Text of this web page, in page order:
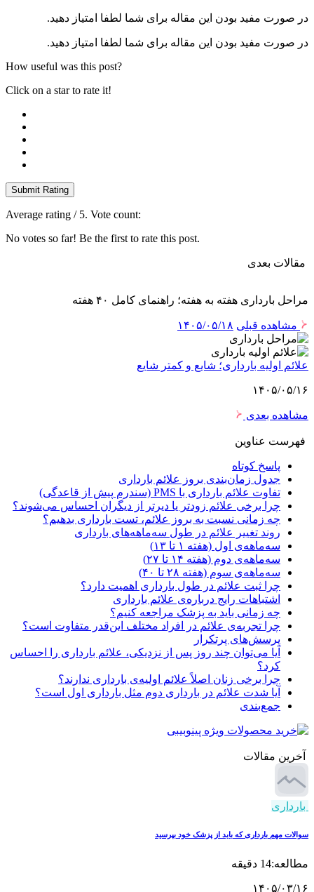
مفید بودن این مقاله برای شما لطفا امتیاز دهید.
مفید بودن این مقاله برای شما لطفا امتیاز دهید.
How useful was this post?
Click on a star to rate it!
Submit Rating
Average rating/ 5. Vote count:
No votes so far! Be the first to rate this post.
بعدی
بارداری هفته به هفته؛ راهنمای کامل ۴۰ هفته
قبلی ۱۴۰۵/۰۵/۱۸
اولیه بارداری؛ شایع و کمتر شایع
۰۵/۱۶
بعدی
عناوین
پاسخ کوتاه
جدول زمان‌بندی بروز علائم بارداری
تفاوت علائم بارداری با PMS (سندرم پیش از قاعدگی)
چرا برخی علائم زودتر یا دیرتر از دیگران احساس می‌شوند؟
چه زمانی نسبت به بروز علائم، تست بارداری بدهیم؟
روند تغییر علائم در طول سه‌ماهه‌های بارداری
سه‌ماهه‌ی اول (هفته ۱ تا ۱۳)
سه‌ماهه‌ی دوم (هفته ۱۴ تا ۲۷)
سه‌ماهه‌ی سوم (هفته ۲۸ تا ۴۰)
چرا ثبت علائم در طول بارداری اهمیت دارد؟
اشتباهات رایج درباره‌ی علائم بارداری
چه زمانی باید به پزشک مراجعه کنیم؟
چرا تجربه‌ی علائم در افراد مختلف این‌قدر متفاوت است؟
پرسش‌های پرتکرار
آیا می‌توان چند روز پس از نزدیکی، علائم بارداری را احساس
کرد؟
چرا برخی زنان اصلاً علائم اولیه‌ی بارداری ندارند؟
آیا شدت علائم در بارداری دوم مثل بارداری اول است؟
جمع‌بندی
مقالات
مهم بارداری که باید از پزشک خود بپرسید
دقیقه
۰۳/۱۶